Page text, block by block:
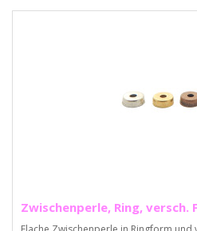
Zwischenperle, Ring, versch.